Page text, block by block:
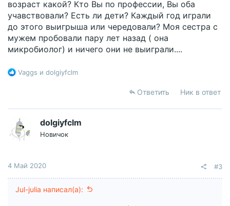
граждан РБ (с такой же схемой). Минск-Могилев на
бусе с белорусскими номерами, затем пересадка в
бус с русскими номерами и в Москву, приезд на
белорусский вокзал.
В Минск же можно попасть и не через официальный
Но для этого надо искать частников.
С Минска, как было выше сказано летают в
Забыл добавить, на карантин в Минске не сажают, если
подписываете бумагу, что самоизолируетесь по месту
постоянного проживания (это когда прилетаешь в РБ),
возраст какой? Кто Вы по профессии, Вы оба
учавствовали? Есть ли дети? Каждый год играли
до этого выигрыша или чередовали? Моя сестра с
мужем пробовали пару лет назад ( она
микробиолог) и ничего они не выиграли....
Р
ц
и
и
:
Vaggs и dolgiyfclm
Ответить Ник в ответ
dolgiyfclm
Новичок
4 Май 2020 #3
Jul-julia написал(а):